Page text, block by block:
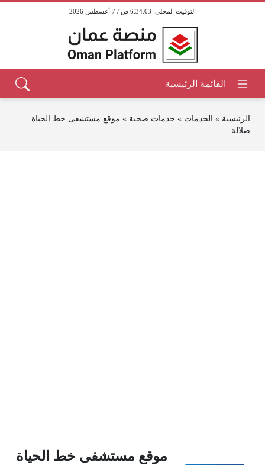
6:34:03 ص / 7 أغسطس 2026
الرئيسية » الخدمات » خدمات صحية » موقع مستشفى خط الحياة
صلالة
موقع مستشفى خط الحياة